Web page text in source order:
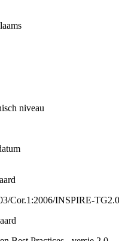
niveau
Cor.1:2006/INSPIRE-TG2.0